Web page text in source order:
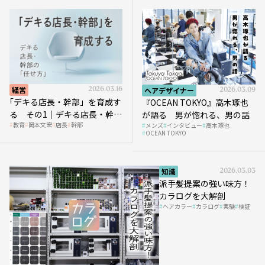
経営 2026.03.16
｢デキる店長・幹部」を育成す
る その1｜デキる店長・幹部
の「任せ方」
教育 岡本文宏 店長 幹部
ヘアデザイナー 2026.03.09
『OCEAN TOKYO』高木琢也
が語る 男が惚れる、男の話
メンズ インタビュー 高木琢也
OCEAN TOKYO
知識 2026.03.03
派手髪提案の強い味方！
カラログを大解剖
ヘアカラー カラログ 実験 検証